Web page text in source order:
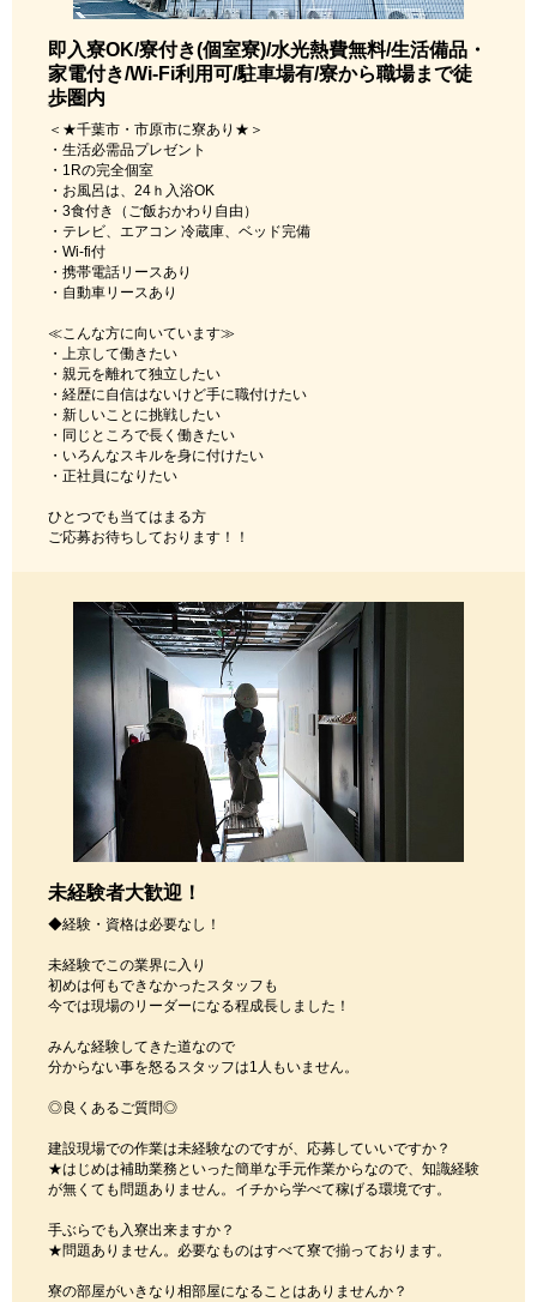
即入寮OK/寮付き(個室寮)/水光熱費無料/生活備品・
家電付き/Wi-Fi利用可/駐車場有/寮から職場まで徒
歩圏内
＜★千葉市・市原市に寮あり★＞
・生活必需品プレゼント
・1Rの完全個室
・お風呂は、24ｈ入浴OK
・3食付き（ご飯おかわり自由）
・テレビ、エアコン 冷蔵庫、ベッド完備
・Wi-fi付
・携帯電話リースあり
・自動車リースあり
≪こんな方に向いています≫
・上京して働きたい
・親元を離れて独立したい
・経歴に自信はないけど手に職付けたい
・新しいことに挑戦したい
・同じところで長く働きたい
・いろんなスキルを身に付けたい
・正社員になりたい
ひとつでも当てはまる方
ご応募お待ちしております！！
未経験者大歓迎！
◆経験・資格は必要なし！
未経験でこの業界に入り
初めは何もできなかったスタッフも
今では現場のリーダーになる程成長しました！
みんな経験してきた道なので
分からない事を怒るスタッフは1人もいません。
◎良くあるご質問◎
建設現場での作業は未経験なのですが、応募していいですか？
★はじめは補助業務といった簡単な手元作業からなので、知識経験
が無くても問題ありません。イチから学べて稼げる環境です。
手ぶらでも入寮出来ますか？
★問題ありません。必要なものはすべて寮で揃っております。
寮の部屋がいきなり相部屋になることはありませんか？